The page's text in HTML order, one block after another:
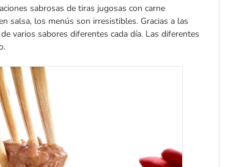
sabrosas de tiras jugosas con carne
salsa, los menús son irresistibles. Gracias a las
varios sabores diferentes cada día. Las diferentes